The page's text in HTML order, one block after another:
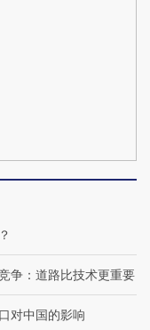
争：道路比技术更重要
对中国的影响